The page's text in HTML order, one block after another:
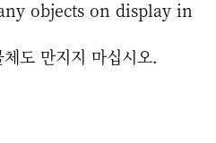
objects on display in
도 만지지 마십시오.